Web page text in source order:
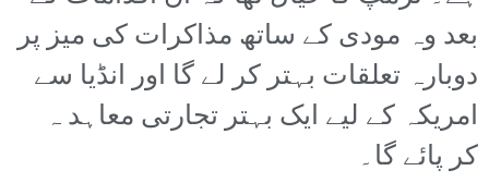
بعد وہ مودی کے ساتھ مذاکرات کی میز پر
دوبارہ تعلقات بہتر کر لے گا اور انڈیا سے
امریکہ کے لیے ایک بہتر تجارتی معاہد ہ
کر پائے گا۔